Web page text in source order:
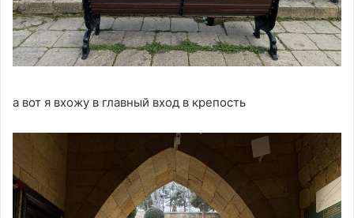
а вот я вхожу в главный вход в крепость